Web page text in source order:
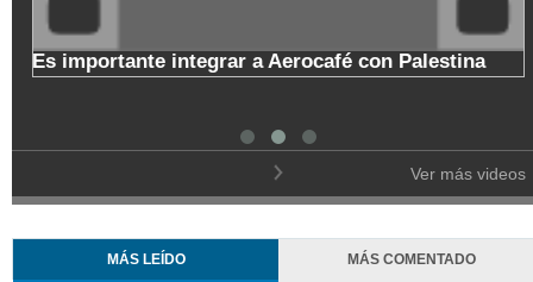
importante integrar a Aerocafé con Palestina
de
Ver más videos
MÁS LEÍDO MÁS COMENTADO